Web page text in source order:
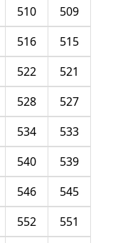
509
510
515
516
521
522
527
528
533
534
539
540
545
546
551
552